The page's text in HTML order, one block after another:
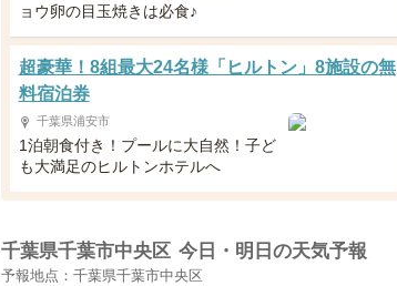
ョウ卵の目玉焼きは必食♪
超豪華！8組最大24名様「ヒルトン」8施設の無
料宿泊券
千葉県浦安市
1泊朝食付き！プールに大自然！子ど
も大満足のヒルトンホテルへ
千葉県千葉市中央区 今日・明日の天気予報
予報地点：千葉県千葉市中央区